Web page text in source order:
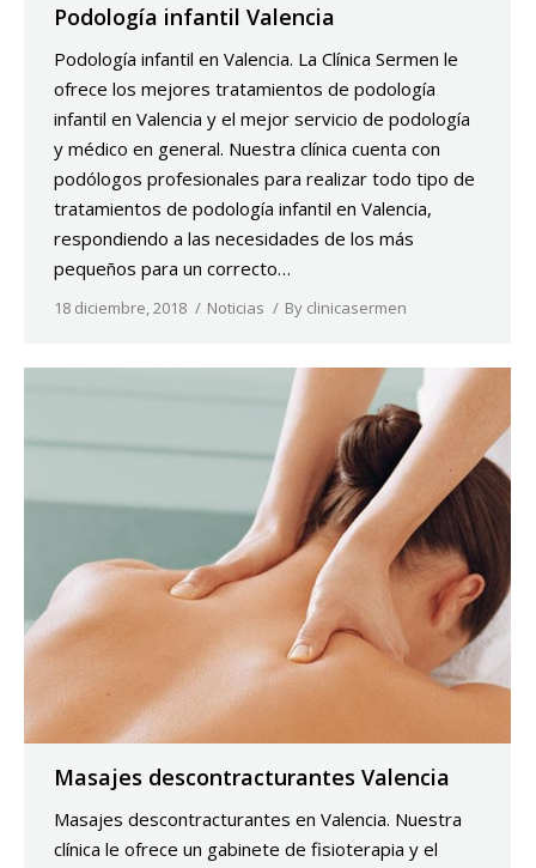
Podología infantil Valencia
Podología infantil en Valencia. La Clínica Sermen le
ofrece los mejores tratamientos de podología
infantil en Valencia y el mejor servicio de podología
y médico en general. Nuestra clínica cuenta con
podólogos profesionales para realizar todo tipo de
tratamientos de podología infantil en Valencia,
respondiendo a las necesidades de los más
pequeños para un correcto…
18 diciembre, 2018 Noticias By clinicasermen
Masajes descontracturantes Valencia
Masajes descontracturantes en Valencia. Nuestra
clínica le ofrece un gabinete de fisioterapia y el